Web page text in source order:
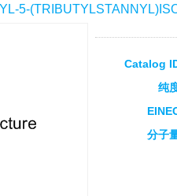
5-
Catalog
纯
分子